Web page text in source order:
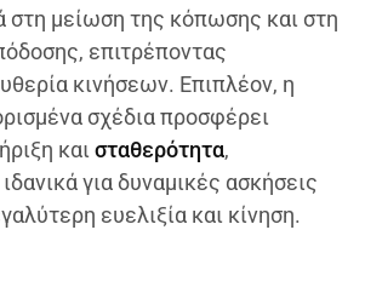
στη μείωση της κόπωσης και στη
επιτρέποντας
κινήσεων. Επιπλέον, η
σχέδια προσφέρει
και σταθερότητα,
για δυναμικές ασκήσεις
ευελιξία και κίνηση.